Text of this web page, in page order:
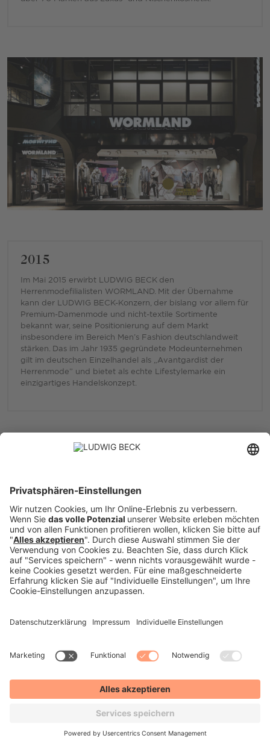
2015
Im Mai 2015 erwirbt LUDWIG BECK den
Herrenmodefilialisten WORMLAND. Mit der Übernahme
kann der LUDWIG BECK-Konzern, der bislang vor allem für
Premium-Damenmode und nicht-textile Sortimente
bekannt war, seine Positionierung auf dem Markt
insbesondere im Bereich Men’s Fashion deutschlandweit
stärken. Das im Jahr 1935 gegründete Modeunternehmen
gilt im deutschen Einzelhandel als „Avantgardist der
Herrenmode” und bietet als echte Lifestylemarke ein
einzigartiges Handelskonzept.
Christian Greiner die Unternehmensgruppe WORMLAND
als alleinige Geschäftsführer fort. Die Muttergesellschaft
Ludwig Beck und THEO WORMLAND verbindet der
Glaube an den stationären Einzelhandel, gut gemachte
Läden, spitz zugeschnittene Sortimente und den Wert
professioneller Beratung. Ein Grundstein, auf dem die neue
Geschäftsführung, für eine wettbewerbsfähige Zukunft
aufbauen möchte. So konnten bereits während der
Integrationsphase zahlreiche Synergien ausgemacht
werden. Langfristiges Ziel ist es, das Filialnetz weiter
weiterzuentwickeln.